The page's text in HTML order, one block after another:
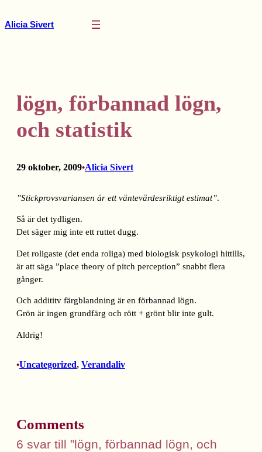
till
Alicia Sivert
lögn, förbannad lögn,
och statistik
29 oktober, 2009•Alicia Sivert
”Stickprovsvariansen är ett väntevärdesriktigt estimat”.
Så är det tydligen.
Det säger mig inte ett ruttet dugg.
Det roligaste (det enda roliga) med biologisk psykologi hittills,
är att säga ”place theory of pitch perception” snabbt flera
gånger.
Och addititv färgblandning är en förbannad lögn.
Grön är ingen grundfärg och rött + grönt blir inte gult.
Aldrig!
•Uncategorized, Verandaliv
Comments
6 svar till ”lögn, förbannad lögn, och